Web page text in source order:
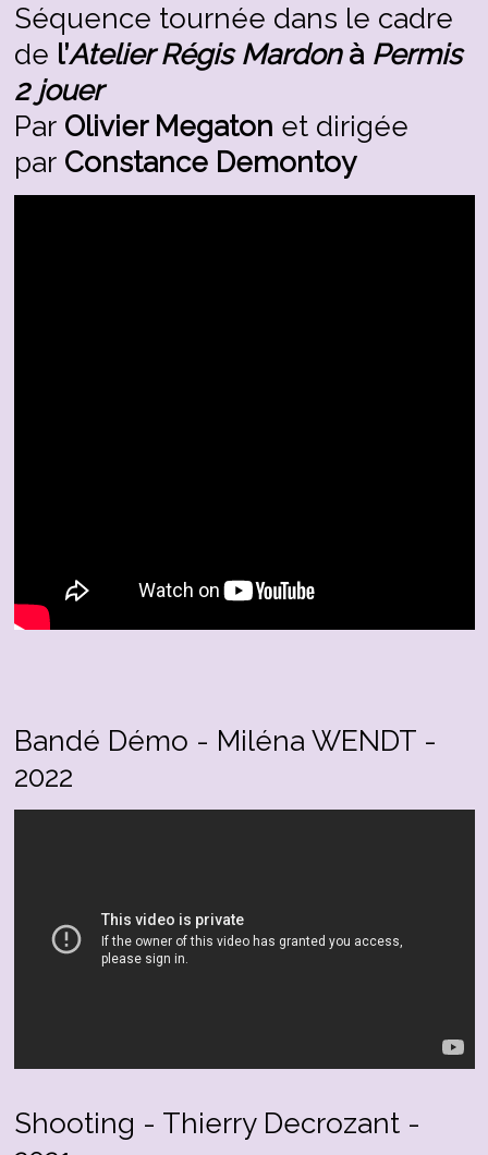
Séquence tournée dans le cadre
de l’Atelier Régis Mardonà Permis
2 jouer
ParOlivier Megaton et dirigée
parConstance Demontoy
Bandé Démo - Miléna WENDT -
2022
Shooting - Thierry Decrozant -